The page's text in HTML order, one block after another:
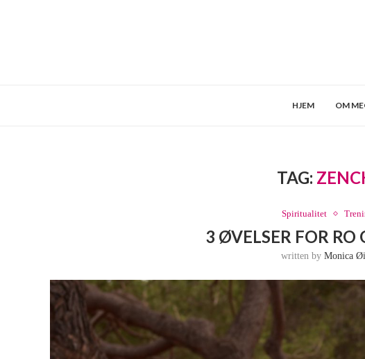
HJEM OM
TAG:
Spiritualitet
3 ØVELSER FOR RO
written byMonica